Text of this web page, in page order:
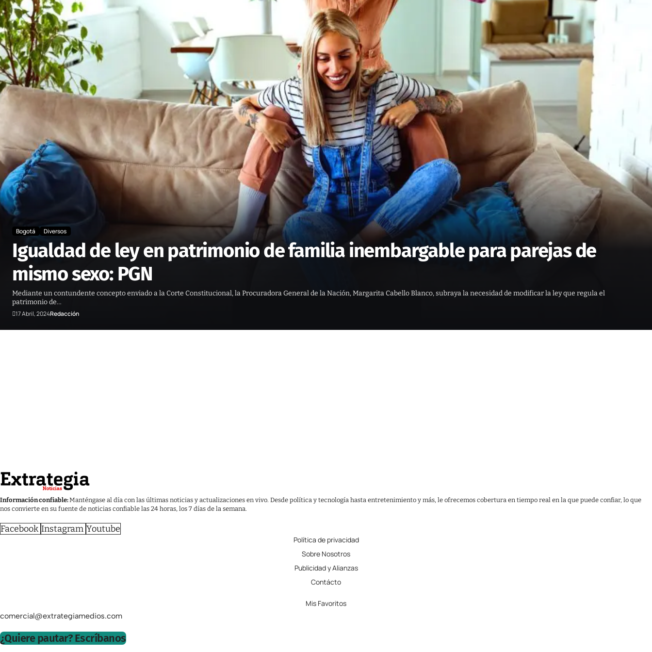
Bogotá Diversos
Igualdad de ley en patrimonio de familia inembargable para parejas de
mismo sexo: PGN
Mediante un contundente concepto enviado a la Corte Constitucional, la Procuradora General de la Nación, Margarita Cabello Blanco, subraya la necesidad de modificar la ley que regula el
patrimonio de…
17 Abril, 2024Redacción
Información confiable:Manténgase al día con las últimas noticias y actualizaciones en vivo. Desde política y tecnología hasta entretenimiento y más, le ofrecemos cobertura en tiempo real en la que puede confiar, lo que
nos convierte en su fuente de noticias confiable las 24 horas, los 7 días de la semana.
Facebook Instagram Youtube
Política de privacidad
Sobre Nosotros
Publicidad y Alianzas
Contácto
Mis Favoritos
comercial@extrategiamedios.com
¿Quiere pautar? Escríbanos